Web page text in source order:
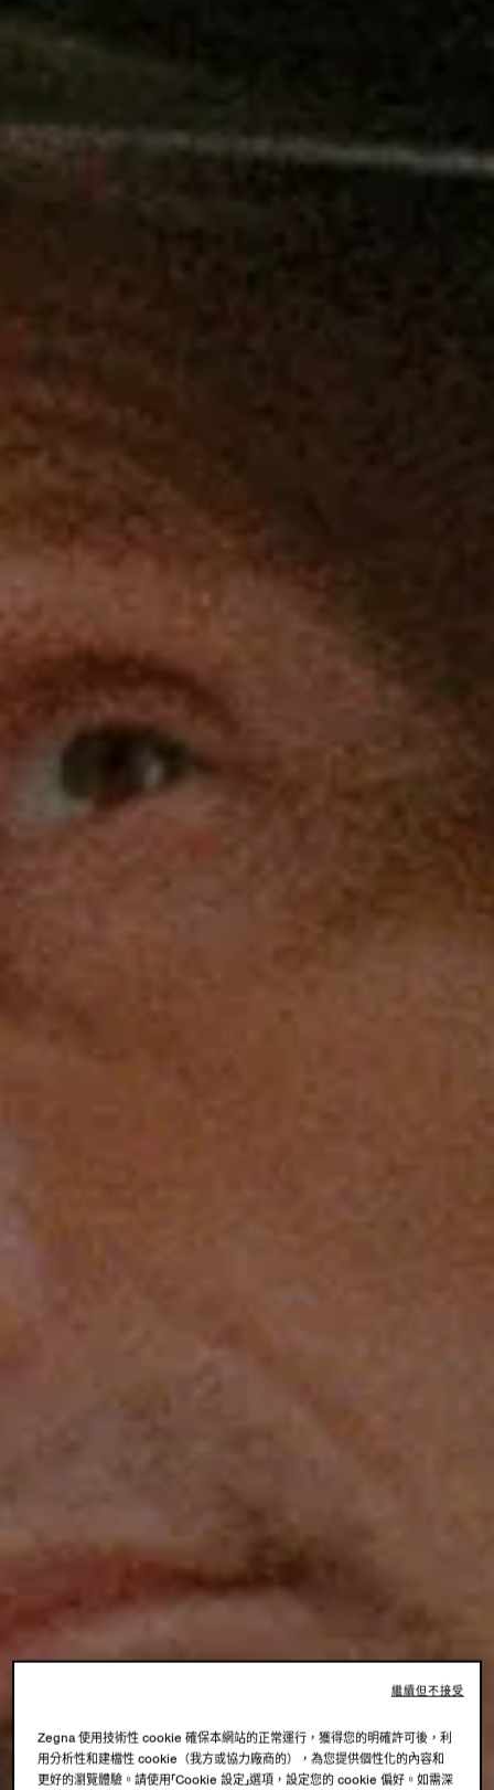
Zegna 使用技術性 cookie 確保本網站的正常運行，獲得您的明確許可後，利
用分析性和建檔性 cookie（我方或協力廠商的），為您提供個性化的內容和
更好的瀏覽體驗。請使用「Cookie 設定」選項，設定您的 cookie 偏好。如需深
繼續但不接受